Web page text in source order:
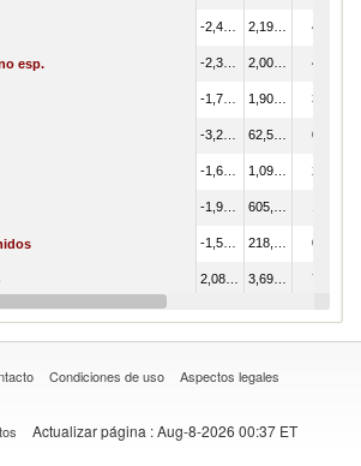
4.57
esp. 4.17
3.96
0.13
2.29
0.45
7.70
0.09
Condiciones de uso Aspectos legales
Actualizar página : Aug-8-2026 00:37 ET